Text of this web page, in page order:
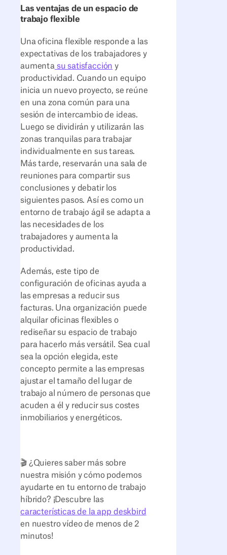
Las ventajas de un espacio de
trabajo flexible
Una oficina flexible responde a las
expectativas de los trabajadores y
aumenta su satisfacción y
productividad. Cuando un equipo
inicia un nuevo proyecto, se reúne
en una zona común para una
sesión de intercambio de ideas.
Luego se dividirán y utilizarán las
zonas tranquilas para trabajar
individualmente en sus tareas.
Más tarde, reservarán una sala de
reuniones para compartir sus
conclusiones y debatir los
siguientes pasos. Así es como un
entorno de trabajo ágil se adapta a
las necesidades de los
trabajadores y aumenta la
productividad.
Además, este tipo de
configuración de oficinas ayuda a
las empresas a reducir sus
facturas. Una organización puede
alquilar oficinas flexibles o
rediseñar su espacio de trabajo
para hacerlo más versátil. Sea cual
sea la opción elegida, este
concepto permite a las empresas
ajustar el tamaño del lugar de
trabajo al número de personas que
acuden a él y reducir sus costes
inmobiliarios y energéticos.
🎬 ¿Quieres saber más sobre
nuestra misión y cómo podemos
ayudarte en tu entorno de trabajo
híbrido? ¡Descubre las
características de la app deskbird
en nuestro vídeo de menos de 2
minutos!